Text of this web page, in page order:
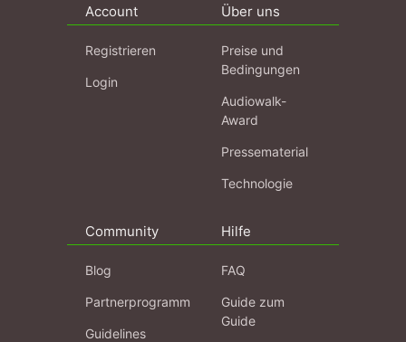
Account
Registrieren
Login
Über uns
Preise und
Bedingungen
Audiowalk-
Award
Pressematerial
Technologie
Community
Blog
Partnerprogramm
Guidelines
Hilfe
FAQ
Guide zum
Guide